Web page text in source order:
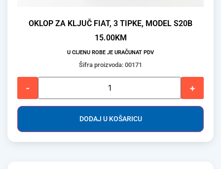
OKLOP ZA KLJUČ FIAT, 3 TIPKE, MODEL S20B
15.00KM
U CIJENU ROBE JE URAČUNAT PDV
Šifra proizvoda: 00171
- +
DODAJ U KOŠARICU